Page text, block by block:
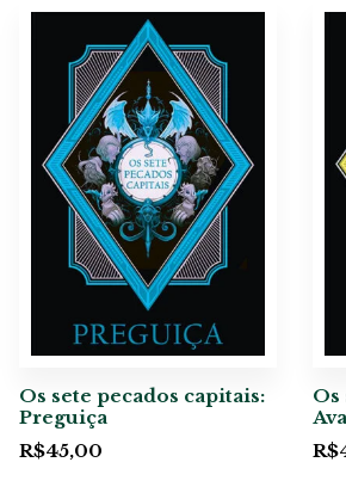
Os sete pecados capitais:
Preguiça
R$45,00
Os
R$